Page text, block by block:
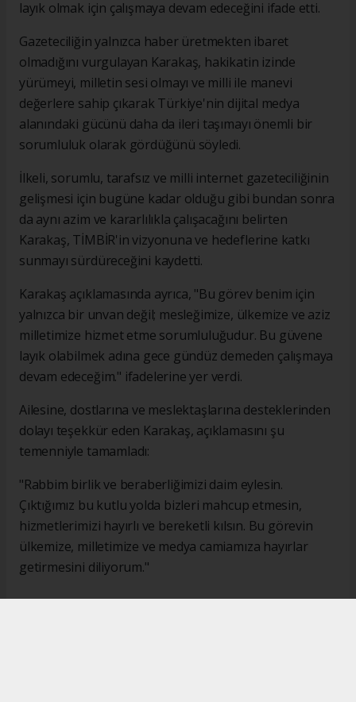
layık olmak için çalışmaya devam edeceğini ifade etti.
Gazeteciliğin yalnızca haber üretmekten ibaret
olmadığını vurgulayan Karakaş, hakikatin izinde
yürümeyi, milletin sesi olmayı ve milli ile manevi
değerlere sahip çıkarak Türkiye'nin dijital medya
alanındaki gücünü daha da ileri taşımayı önemli bir
sorumluluk olarak gördüğünü söyledi.
İlkeli, sorumlu, tarafsız ve milli internet gazeteciliğinin
gelişmesi için bugüne kadar olduğu gibi bundan sonra
da aynı azim ve kararlılıkla çalışacağını belirten
Karakaş, TİMBİR'in vizyonuna ve hedeflerine katkı
sunmayı sürdüreceğini kaydetti.
Karakaş açıklamasında ayrıca, "Bu görev benim için
yalnızca bir unvan değil; mesleğimize, ülkemize ve aziz
milletimize hizmet etme sorumluluğudur. Bu güvene
layık olabilmek adına gece gündüz demeden çalışmaya
devam edeceğim." ifadelerine yer verdi.
Ailesine, dostlarına ve meslektaşlarına desteklerinden
dolayı teşekkür eden Karakaş, açıklamasını şu
temenniyle tamamladı:
"Rabbim birlik ve beraberliğimizi daim eylesin.
Çıktığımız bu kutlu yolda bizleri mahcup etmesin,
hizmetlerimizi hayırlı ve bereketli kılsın. Bu görevin
ülkemize, milletimize ve medya camiamıza hayırlar
getirmesini diliyorum."